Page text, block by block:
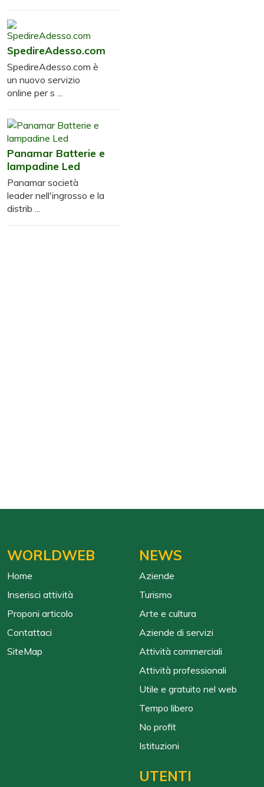
SpedireAdesso.com
SpedireAdesso.com è
un nuovo servizio
online per s ...
Panamar Batterie e
lampadine Led
Panamar società
leader nell'ingrosso e la
distrib ...
WORLDWEB
Home
Inserisci attività
Proponi articolo
Contattaci
SiteMap
NEWS
Aziende
Turismo
Arte e cultura
Aziende di servizi
Attività commerciali
Attività professionali
Utile e gratuito nel web
Tempo libero
No profit
Istituzioni
UTENTI